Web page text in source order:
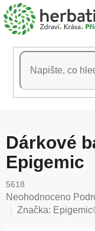
Přejít
na
obsah
Dárkové
Epigemic
5618
Průměrné
hodnocení
Neohodnoceno
Značka: